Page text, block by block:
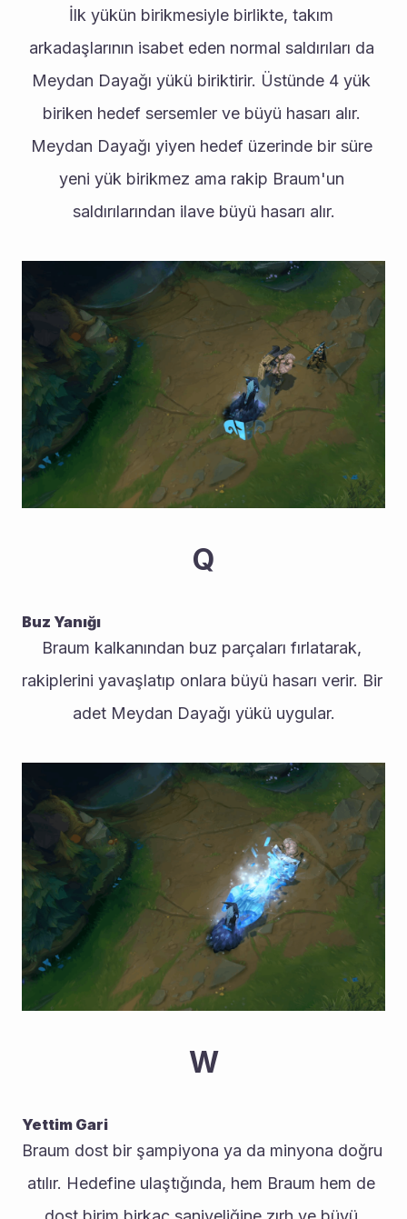
İlk yükün birikmesiyle birlikte, takım
arkadaşlarının isabet eden normal saldırıları da
Meydan Dayağı yükü biriktirir. Üstünde 4 yük
biriken hedef sersemler ve büyü hasarı alır.
Meydan Dayağı yiyen hedef üzerinde bir süre
yeni yük birikmez ama rakip Braum'un
saldırılarından ilave büyü hasarı alır.
Q
Buz Yanığı
Braum kalkanından buz parçaları fırlatarak,
rakiplerini yavaşlatıp onlara büyü hasarı verir. Bir
adet Meydan Dayağı yükü uygular.
W
Yettim Gari
Braum dost bir şampiyona ya da minyona doğru
atılır. Hedefine ulaştığında, hem Braum hem de